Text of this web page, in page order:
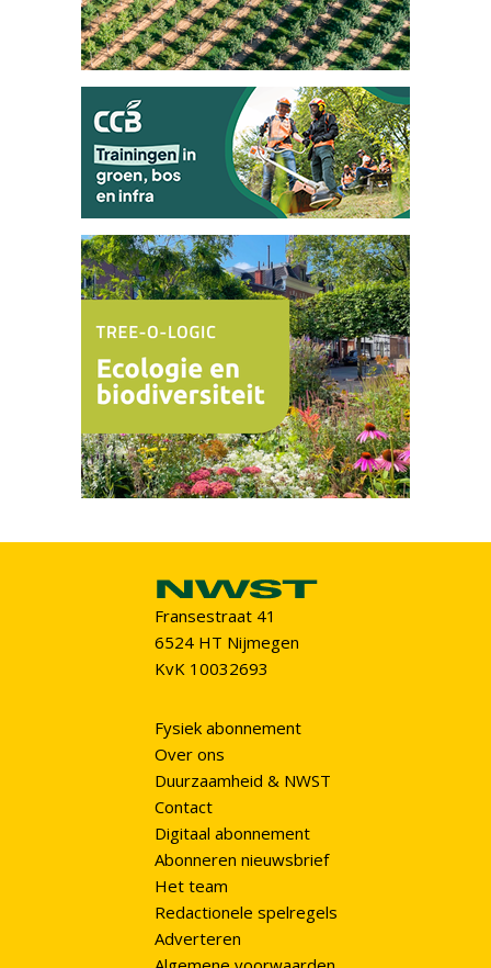
Fransestraat 41
6524 HT Nijmegen
KvK 10032693
Fysiek abonnement
Over ons
Duurzaamheid & NWST
Contact
Digitaal abonnement
Abonneren nieuwsbrief
Het team
Redactionele spelregels
Adverteren